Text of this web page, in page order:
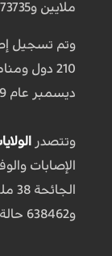
ملايين و673735.
وتم تسجيل
210 دول
ديسمبر عام 2019.
وتتصدر
الإصابات
و638462 حالة وفاة.